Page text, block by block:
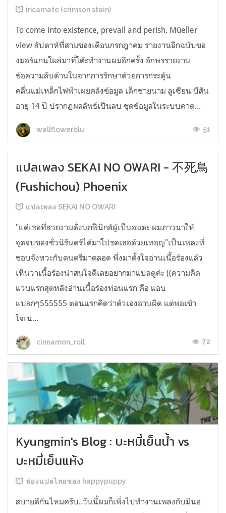
incarnate (crimson stain)
To come into existence, prevail and perish. Müeller
view สัปดาห์ที่สามของเดือนกรกฎาคม รายงานอีกฉบับขอ
งมอร์แกนโผล่มาที่โต๊ะทำงานผมอีกครั้ง อักษรรายงาน
ข้อความลับด้านในจากการรักษาด้วยการกระตุ้น
คลื่นแม่เหล็กไฟฟ้าเผยคลังข้อมูล เด็กชายนาม ลูเซียน บีสัน
อายุ 14 ปี ปรากฏผลลัพธ์เป็นลบ ชุดข้อมูลในระบบคาด...
wallflowerblu 51
แปลเพลง SEKAI NO OWARI - 不死鳥
(Fushichou) Phoenix
แปลเพลง SEKAI NO OWARI
"แด่เธอที่สวยงามดั่งนกฟินิกส์ผู้เป็นอมตะ ผมภาวนาให้
จุดจบของชั่วนิรันดร์ได้มาโปรดเธอด้วยเทอญ"เป็นเพลงที่
ชอบจังหวะกับดนตรีมาตลอด พึ่งมาตั้งใจอ่านเนื้อร้องแล้ว
เห็นว่าเนื้อร้องน่าสนใจดีเลยอยากมาแปลดูค่ะ ((ความคิด
แวบแรกสุดหลังอ่านเนื้อร้องท่อนแรก คือ แอบ
แปลกๆ555555 ตอนแรกคิดว่าตัวเองอ่านผิด แต่พอเข้า
ใจเน...
cinnamon_roll 72
Kyungmin's Blog : บะหมี่เย็นน้ำ vs
บะหมี่เย็นแห้ง
ห้องแปลไทยของ happypuppy
สบายดีกันไหมครับ..วันนี้ผมก็เพิ่งไปทำงานเพลงกับมินฮ